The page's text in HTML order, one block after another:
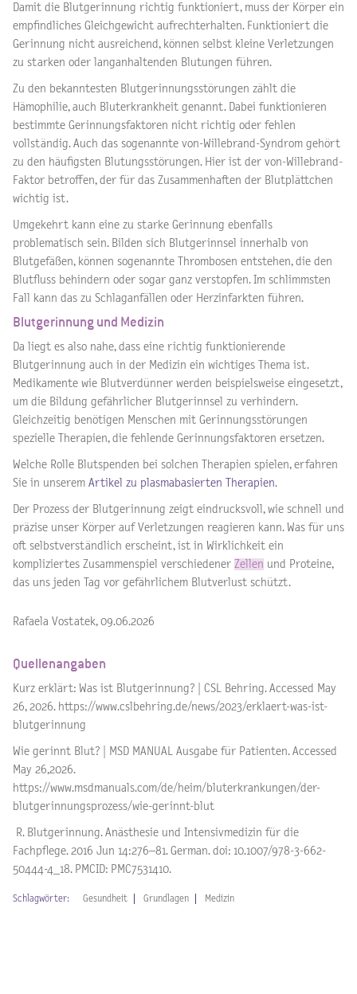
Damit die Blutgerinnung richtig funktioniert, muss der Körper ein
empfindliches Gleichgewicht aufrechterhalten. Funktioniert die
Gerinnung nicht ausreichend, können selbst kleine Verletzungen
zu starken oder langanhaltenden Blutungen führen.
Zu den bekanntesten Blutgerinnungsstörungen zählt die
Hämophilie, auch Bluterkrankheit genannt. Dabei funktionieren
bestimmte Gerinnungsfaktoren nicht richtig oder fehlen
vollständig. Auch das sogenannte von-Willebrand-Syndrom gehört
zu den häufigsten Blutungsstörungen. Hier ist der von-Willebrand-
Faktor betroffen, der für das Zusammenhaften der Blutplättchen
wichtig ist.
Umgekehrt kann eine zu starke Gerinnung ebenfalls
problematisch sein. Bilden sich Blutgerinnsel innerhalb von
Blutgefäßen, können sogenannte Thrombosen entstehen, die den
Blutfluss behindern oder sogar ganz verstopfen. Im schlimmsten
Fall kann das zu Schlaganfällen oder Herzinfarkten führen.
Blutgerinnung und Medizin
Da liegt es also nahe, dass eine richtig funktionierende
Blutgerinnung auch in der Medizin ein wichtiges Thema ist.
Medikamente wie Blutverdünner werden beispielsweise eingesetzt,
um die Bildung gefährlicher Blutgerinnsel zu verhindern.
Gleichzeitig benötigen Menschen mit Gerinnungsstörungen
spezielle Therapien, die fehlende Gerinnungsfaktoren ersetzen.
Welche Rolle Blutspenden bei solchen Therapien spielen, erfahren
Sie in unserem Artikel zu plasmabasierten Therapien.
Der Prozess der Blutgerinnung zeigt eindrucksvoll, wie schnell und
präzise unser Körper auf Verletzungen reagieren kann. Was für uns
oft selbstverständlich erscheint, ist in Wirklichkeit ein
kompliziertes Zusammenspiel verschiedener Zellen und Proteine,
das uns jeden Tag vor gefährlichem Blutverlust schützt.
Rafaela Vostatek, 09.06.2026
Quellenangaben
Kurz erklärt: Was ist Blutgerinnung? | CSL Behring. Accessed May
26, 2026. https://www.cslbehring.de/news/2023/erklaert-was-ist-
blutgerinnung
Wie gerinnt Blut? | MSD MANUAL Ausgabe für Patienten. Accessed
May 26,2026.
https://www.msdmanuals.com/de/heim/bluterkrankungen/der-
blutgerinnungsprozess/wie-gerinnt-blut
R. Blutgerinnung. Anästhesie und Intensivmedizin für die
Fachpflege. 2016 Jun 14:276–81. German. doi: 10.1007/978-3-662-
50444-4_18. PMCID: PMC7531410.
Schlagwörter: Gesundheit Grundlagen Medizin